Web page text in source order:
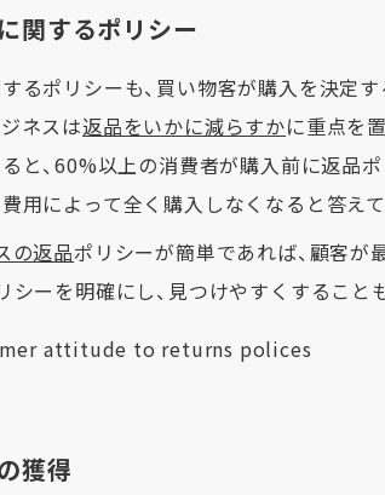
関するポリシー
るポリシーも、買い物客が購入を決定
ネスは返品をいかに減らすかに重点を
と、60%以上の消費者が購入前に返品
用によって全く購入しなくなると答えて
の返品ポリシーが簡単であれば、顧客が
シーを明確にし、見つけやすくすること
獲得